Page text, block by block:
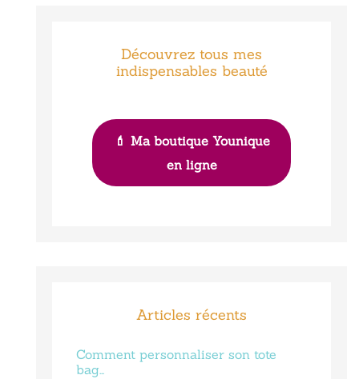
Découvrez tous mes
indispensables beauté
💄 Ma boutique Younique
en ligne
Articles récents
Comment personnaliser son tote
bag…